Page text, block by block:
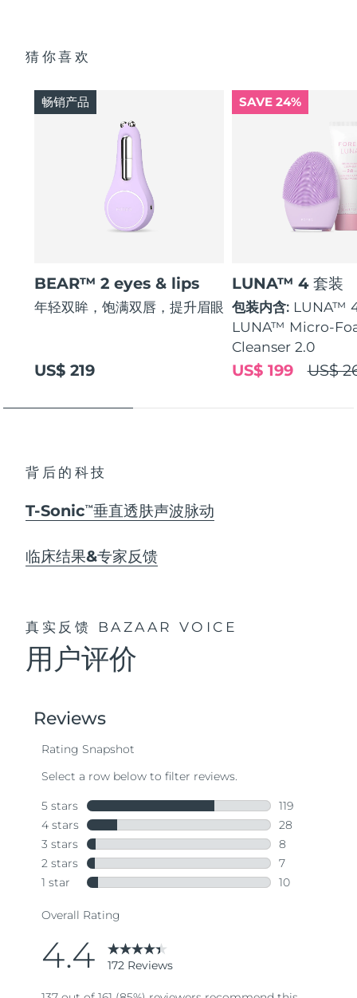
猜你喜欢
BEAR™ 2 eyes & lips
年轻双眸，饱满双唇，提升眉眼
US$ 219
畅销产品 SAVE 24%
LUNA™ 4 套装
包装内含: LUNA™
LUNA™ Micro-
Cleanser 2.0
US$
US$ 199
背后的科技
T-SonicTM 垂直透肤声波脉动
临床结果&专家反馈
真实反馈 BAZAAR VOICE
用户评价